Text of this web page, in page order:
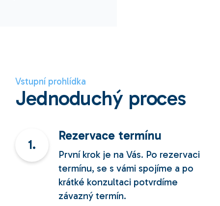
Vstupní prohlídka
Jednoduchý proces
1.
Rezervace termínu
První krok je na Vás. Po rezervaci
termínu, se s vámi spojíme a po
krátké konzultaci potvrdíme
závazný termín.